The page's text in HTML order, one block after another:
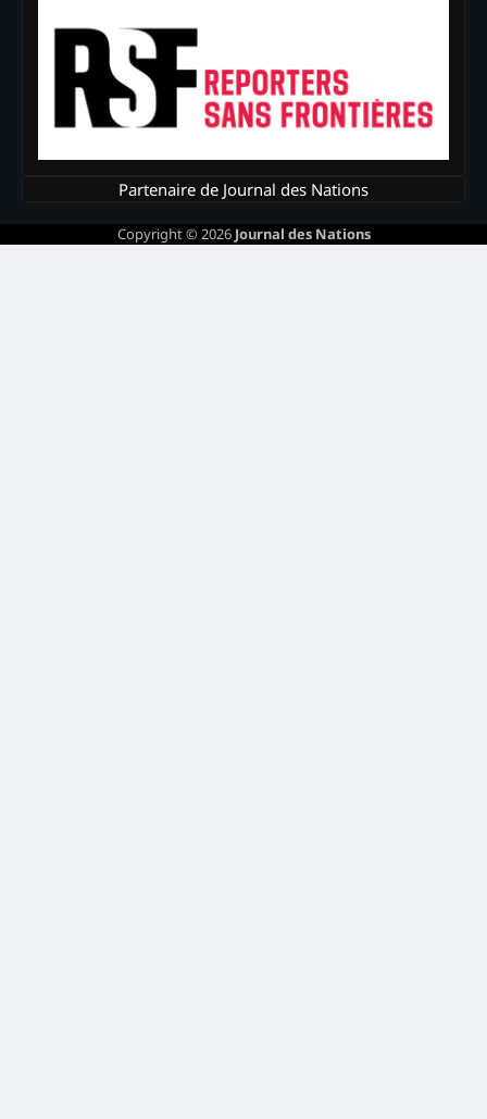
Partenaire de Journal des Nations
Copyright © 2026 Journal des Nations